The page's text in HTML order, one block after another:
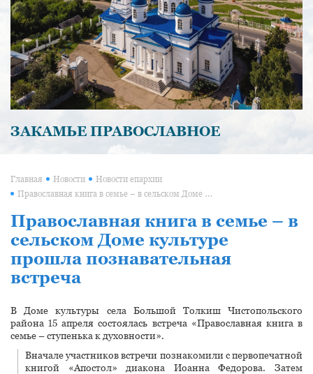
ЗАКАМЬЕ ПРАВОСЛАВНОЕ
Главная Новости Новости епархии
Православная книга в семье – в сельском Доме культуре прошла познавательная встреча
Православная книга в семье – в
сельском Доме культуре
прошла познавательная
встреча
В Доме культуры села Большой Толкиш Чистопольского
района 15 апреля состоялась встреча «Православная книга в
семье – ступенька к духовности».
Вначале участников встречи познакомили с первопечатной
книгой «Апостол» диакона Иоанна Федорова. Затем